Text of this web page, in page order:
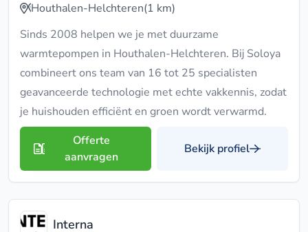
Houthalen-Helchteren(1 km)
Sinds 2008 helpen we je met duurzame
warmtepompen in Houthalen-Helchteren. Bij Soloya
combineert ons team van 16 tot 25 specialisten
geavanceerde technologie met echte vakkennis, zodat
je huishouden efficiënt en groen wordt verwarmd.
Offerte
aanvragen
Bekijk profiel
Interna